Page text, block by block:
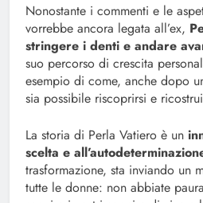
Nonostante i commenti e le
vorrebbe ancora legata all’ex,
stringere i denti e andare
suo percorso di crescita
esempio di come, anche dopo
sia possibile riscoprirsi e
La storia di Perla Vatiero è un
scelta e
trasformazione, sta inviando un
tutte le donne: non abbiate